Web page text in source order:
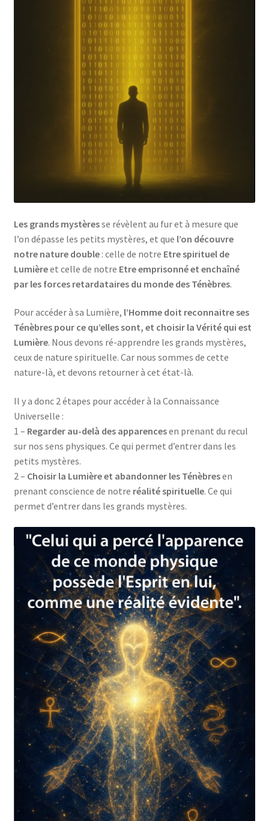
Les grands mystèresse révèlent au fur et à mesure que
l’on dépasse les petits mystères, et que l’on découvre
notre nature double: celle de notre Etre spirituel de
Lumièreet celle de notre Etre emprisonné et enchaîné
par les forces retardataires du monde des Ténèbres.
Pour accéder à sa Lumière, l’Homme doit reconnaitre ses
Ténèbres pour ce qu’elles sont, et choisir la Vérité qui est
Lumière. Nous devons ré-apprendre les grands mystères,
ceux de nature spirituelle. Car nous sommes de cette
nature-là, et devons retourner à cet état-là.
Il y a donc 2 étapes pour accéder à la Connaissance
Universelle :
1 – Regarder au-delà des apparencesen prenant du recul
sur nos sens physiques. Ce qui permet d’entrer dans les
petits mystères.
2 – Choisir la Lumière et abandonner les Ténèbresen
prenant conscience de notre réalité spirituelle. Ce qui
permet d’entrer dans les grands mystères.